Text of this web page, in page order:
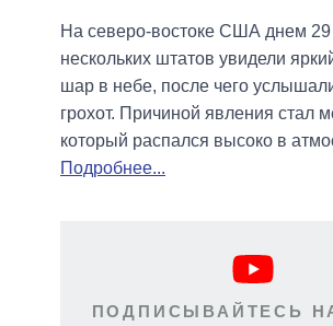
На северо-востоке США днем
нескольких штатов увидели
шар в небе, после чего
грохот. Причиной явления стал
который распался высоко в
Подробнее...
ПОДПИСЫВАЙТЕСЬ